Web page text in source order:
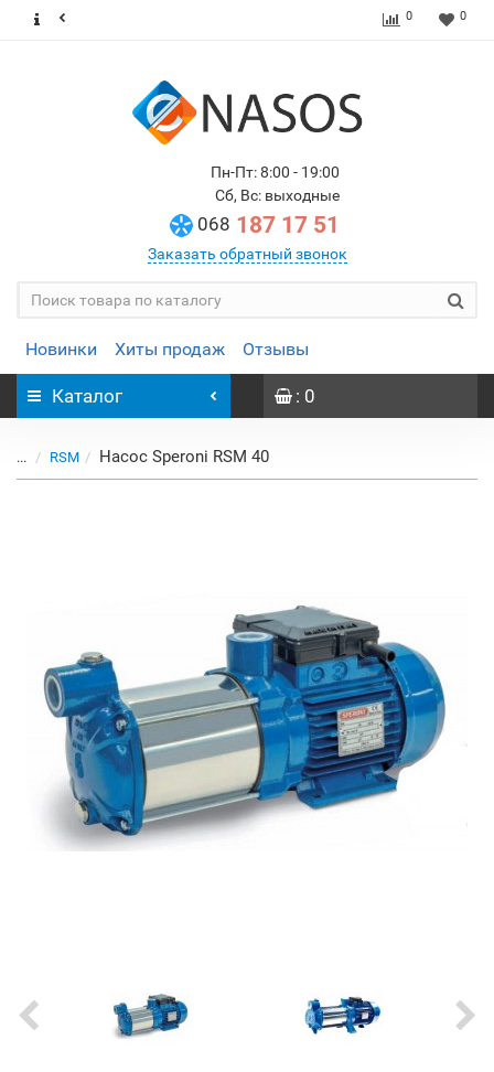
0 0
Пн-Пт: 8:00 - 19:00
Сб, Вс: выходные
068 187 17 51
Заказать обратный звонок
Новинки Хиты продаж Отзывы
Каталог : 0
... RSM Насос Speroni RSM 40